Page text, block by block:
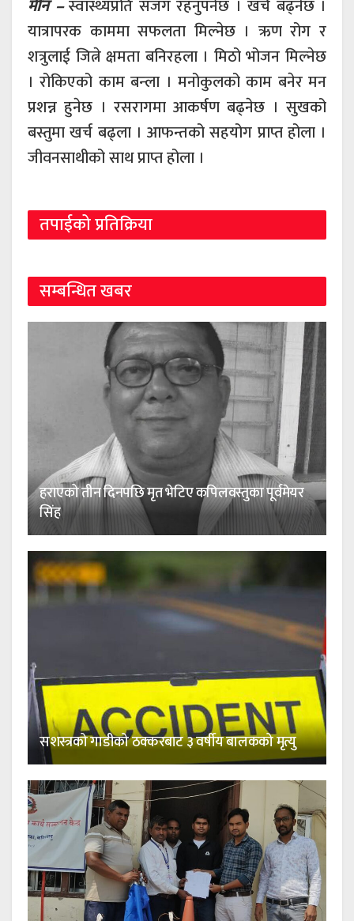
मीन –स्वास्थ्यप्रति सजग रहनुपर्नेछ । खर्च बढ्नेछ ।
यात्रापरक काममा सफलता मिल्नेछ । ऋण रोग र
शत्रुलाई जित्ने क्षमता बनिरहला । मिठो भोजन मिल्नेछ
। रोकिएको काम बन्ला । मनोकुलको काम बनेर मन
प्रशन्न हुनेछ । रसरागमा आकर्षण बढ्नेछ । सुखको
बस्तुमा खर्च बढ्ला । आफन्तको सहयोग प्राप्त होला ।
जीवनसाथीको साथ प्राप्त होला ।
तपाईको प्रतिक्रिया
सम्बन्धित खबर
हराएको तीन दिनपछि मृत भेटिए कपिलवस्तुका पूर्वमेयर
सिंह
सशस्त्रको गाडीको ठक्करबाट ३ वर्षीय बालकको मृत्यु